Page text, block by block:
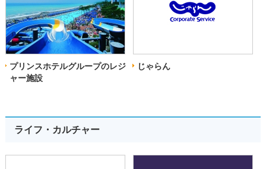
プリンスホテルグループのレジ
ャー施設
じゃらん
ライフ・カルチャー